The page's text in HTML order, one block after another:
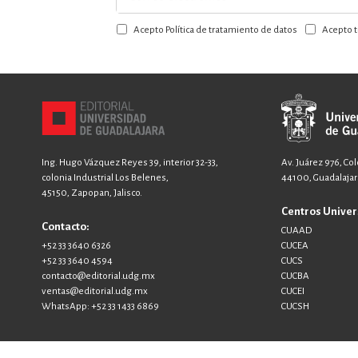
a
nuestroAcepto Política de tratamiento de datos Acepto
Ing. Hugo Vázquez Reyes 39, interior 32-33,
colonia Industrial Los Belenes,
45150, Zapopan, Jalisco.
Contacto:
+52 33 3640 6326
+52 33 3640 4594
contacto@editorial.udg.mx
ventas@editorial.udg.mx
WhatsApp: +52 33 1433 6869
Av. Juárez 976,
44100,
Centros
CUAAD
CUCEA
CUCS
CUCBA
CUCEI
CUCSH